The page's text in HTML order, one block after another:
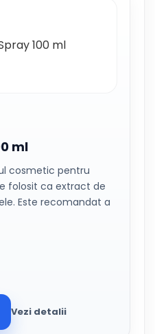
ml
cosmetic pentru
folosit ca extract de
Este recomandat a
Vezi detalii